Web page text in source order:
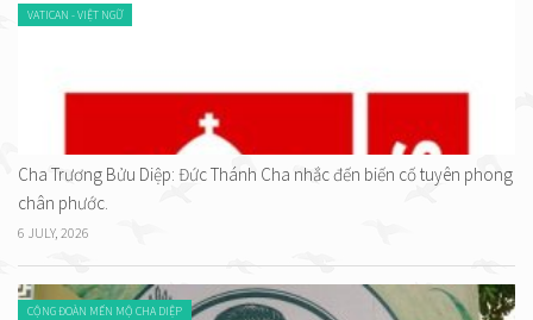
VATICAN - VIỆT NGỮ
Cha Trương Bửu Diệp: Đức Thánh Cha nhắc đến biến cố tuyên phong
chân phước.
6 JULY, 2026
CỘNG ĐOÀN MẾN MỘ CHA DIỆP